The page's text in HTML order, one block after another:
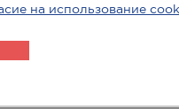
на использование